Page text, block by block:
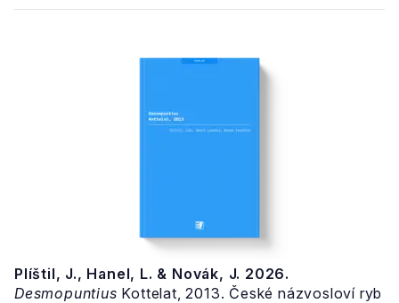
Plíštil, J., Hanel, L. & Novák, J. 2026.
Desmopuntius Kottelat, 2013. České názvosloví ryb